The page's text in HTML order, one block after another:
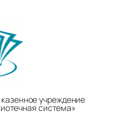
учреждение
система»